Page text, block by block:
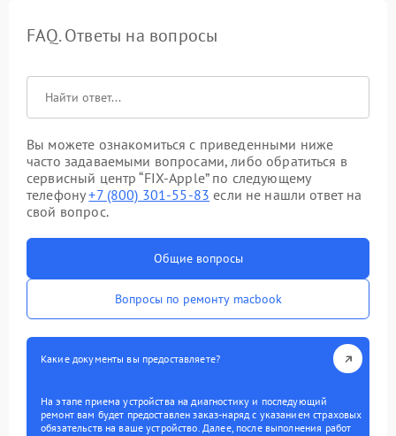
FAQ. Ответы на вопросы
Вы можете ознакомиться с приведенными ниже
часто задаваемыми вопросами, либо обратиться в
сервисный центр “FIX-Apple” по следующему
телефону+7 (800) 301-55-83 если не нашли ответ на
свой вопрос.
Общие вопросы
Вопросы по ремонту macbook
Какие документы вы предоставляете?
На этапе приема устройства на диагностику и последующий
ремонт вам будет предоставлен заказ-наряд с указанием страховых
обязательств на ваше устройство. Далее, после выполнения работ